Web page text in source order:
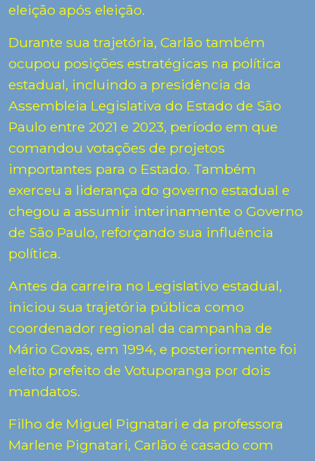
eleição após eleição.
Durante sua trajetória, Carlão também
ocupou posições estratégicas na política
estadual, incluindo a presidência da
Assembleia Legislativa do Estado de São
Paulo entre 2021 e 2023, período em que
comandou votações de projetos
importantes para o Estado. Também
exerceu a liderança do governo estadual e
chegou a assumir interinamente o Governo
de São Paulo, reforçando sua influência
política.
Antes da carreira no Legislativo estadual,
iniciou sua trajetória pública como
coordenador regional da campanha de
Mário Covas, em 1994, e posteriormente foi
eleito prefeito de Votuporanga por dois
mandatos.
Filho de Miguel Pignatari e da professora
Marlene Pignatari, Carlão é casado com